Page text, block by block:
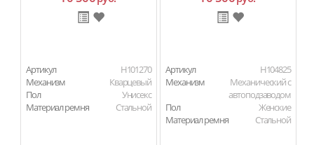
Артикул
H101270
Механизм
Кварцевый
Пол
Унисекс
Материал ремня
Стальной
Артикул
H104825
Механизм
Механический с
автоподзаводом
Пол
Женские
Материал ремня
Стальной